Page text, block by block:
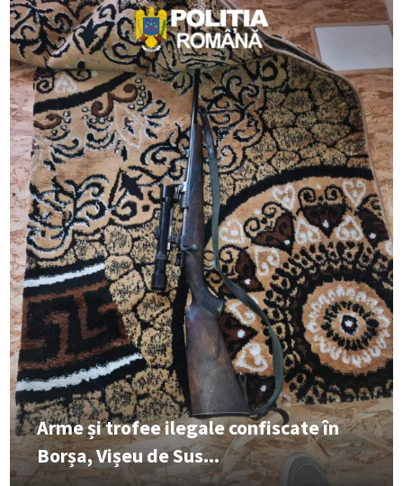
Arme și trofee ilegale confiscate în
Borșa, Vișeu de Sus...